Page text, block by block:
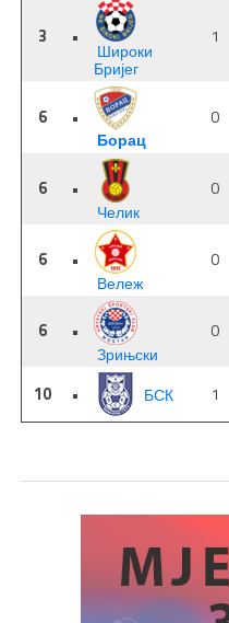
3 •
Широки
Бријег
1
6
•
Борац
0
6
•
Челик
0
6
•
Вележ
0
6
•
Зрињски
0
10 • БСК 1